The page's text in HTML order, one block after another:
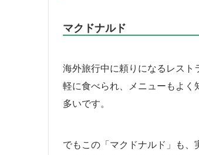
マクドナルド
海外旅行中に頼りになるレス
軽に食べられ、メニューもよ
多いです。
でもこの「マクドナルド」も